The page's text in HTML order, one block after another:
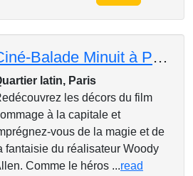
Ciné-Balade Minuit à Paris
latin, Paris
les décors du film
à la capitale et
vous de la magie et de
fantaisie du réalisateur Woody
Comme le héros ...read